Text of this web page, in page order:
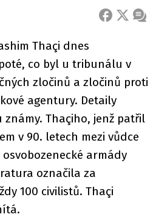
FACEBOOK
X
Thaçi dnes
co byl u tribunálu v
zločinů a zločinů proti
agentury. Detaily
Thaçiho, jenž patřil
v 90. letech mezi vůdce
armády
označila za
100 civilistů. Thaçi